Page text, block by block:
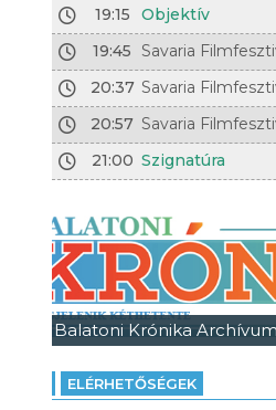
19:15
Objektív
19:45
Savaria
20:37 Savaria
20:57 Savaria
21:00 Szignatúra
Balatoni Krónika Archívum
ELÉRHETŐSÉGEK